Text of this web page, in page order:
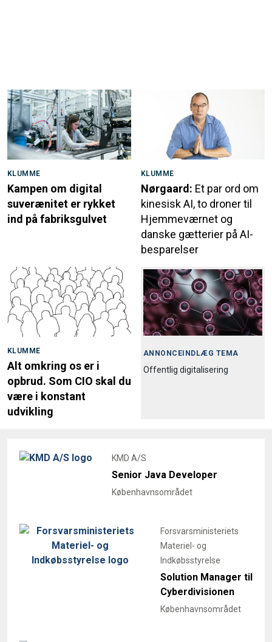
KLUMME
Kampen om digital
suverænitet er rykket
ind på fabriksgulvet
KLUMME
Nørgaard: Et par ord om
kinesisk AI, to droner til
Hjemmeværnet og
danske gætterier på AI-
besparelser
KLUMME
Alt omkring os er i
opbrud. Som CIO skal du
være i konstant
udvikling
ANNONCEINDLÆG TEMA
Offentlig digitalisering
KMD A/S
Senior Java Developer
Københavnsområdet
Forsvarsministeriets
Materiel- og
Indkøbsstyrelse
Solution Manager til
Cyberdivisionen
Københavnsområdet